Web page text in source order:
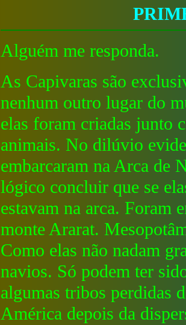
Alguém me responda.
As Capivaras são
nenhum outro lugar do
elas foram criadas junto
animais. No dilúvio
embarcaram na Arca de
lógico concluir que se
estavam na arca. Foram
monte Ararat.
Como elas não nadam
navios. Só podem ter
algumas tribos perdidas
América depois da